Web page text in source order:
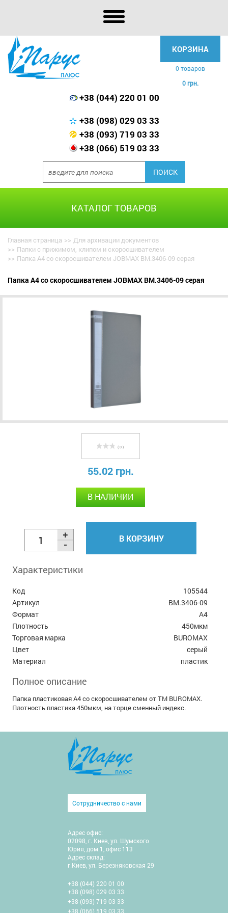
КОРЗИНА
0 товаров
0 грн.
+38 (044) 220 01 00
+38 (098) 029 03 33
+38 (093) 719 03 33
+38 (066) 519 03 33
КАТАЛОГ ТОВАРОВ
Главная страница >> Для архивации документов
>> Папки с прижимом, клипом и скоросшивателем
>> Папка A4 со скоросшивателем JOBMAX BM.3406-09 серая
Папка A4 со скоросшивателем JOBMAX BM.3406-09 серая
( 0 )
55.02 грн.
В НАЛИЧИИ
В КОРЗИНУ
Характеристики
Код
105544
Артикул
BM.3406-09
Формат
А4
Плотность
450мкм
Торговая марка
BUROMAX
Цвет
серый
Материал
пластик
Полное описание
Папка пластиковая A4 со скоросшивателем от ТМ BUROMAX.
Плотность пластика 450мкм, на торце сменный индекс.
Сотрудничество с нами
Адрес офис:
02098, г. Киев, ул. Шумского
Юрия, дом.1, офис 113
Адрес склад:
г.Киев, ул. Березняковская 29
+38 (044) 220 01 00
+38 (098) 029 03 33
+38 (093) 719 03 33
+38 (066) 519 03 33